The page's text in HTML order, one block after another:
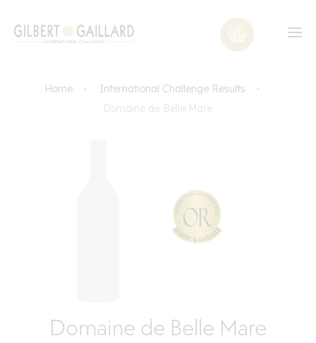
Home
International Challenge Results
Domaine de Belle Mare
Domaine de Belle Mare